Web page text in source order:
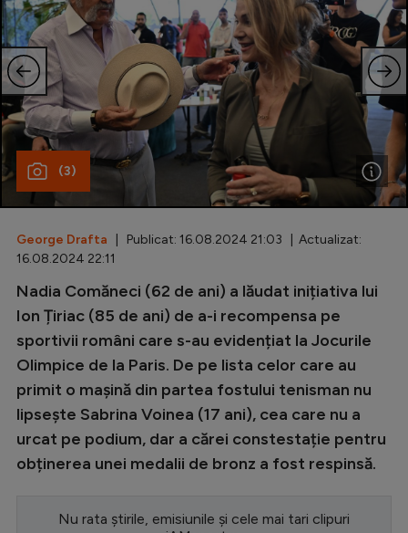
Echipa Națională
U21
Fotbal feminin
Special
Diverse
Inedit
Clasamente
Champions League
Europa League
Conference League
CM 2026
Premier League
Serie A
(3)
George Drafta | Publicat: 16.08.2024 21:03 | Actualizat:
16.08.2024 22:11
Nadia Comăneci (62 de ani) a lăudat inițiativa lui
Ion Țiriac (85 de ani) de a-i recompensa pe
sportivii români care s-au evidențiat la Jocurile
Olimpice de la Paris. De pe lista celor care au
primit o mașină din partea fostului tenisman nu
lipsește Sabrina Voinea (17 ani), cea care nu a
urcat pe podium, dar a cărei constestație pentru
obținerea unei medalii de bronz a fost respinsă.
Nu rata știrile, emisiunile și cele mai tari clipuri